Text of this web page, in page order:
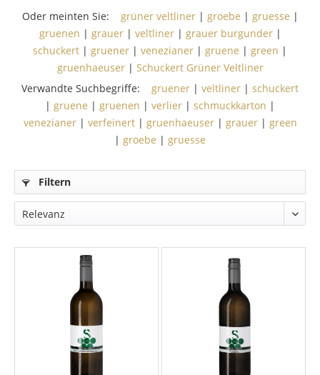
Oder meinten Sie: grüner veltliner| groebe | gruesse |
gruenen | grauer| veltliner| grauer burgunder|
schuckert | gruener | venezianer | gruene | green |
gruenhaeuser| Schuckert Grüner Veltliner
Verwandte Suchbegriffe:
gruener | veltliner | schuckert
| gruene | gruenen | verlier | schmuckkarton |
venezianer| verfeinert| gruenhaeuser| grauer| green
| groebe | gruesse
Filtern